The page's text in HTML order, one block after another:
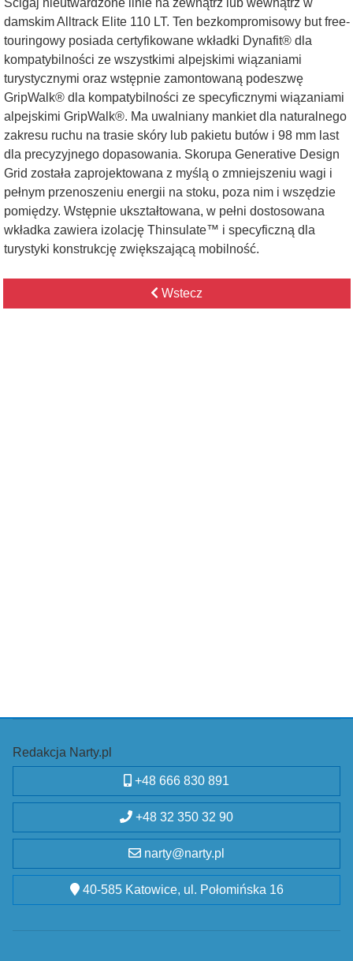
Ścigaj nieutwardzone linie na zewnątrz lub wewnątrz w
damskim Alltrack Elite 110 LT. Ten bezkompromisowy but free-
touringowy posiada certyfikowane wkładki Dynafit® dla
kompatybilności ze wszystkimi alpejskimi wiązaniami
turystycznymi oraz wstępnie zamontowaną podeszwę
GripWalk® dla kompatybilności ze specyficznymi wiązaniami
alpejskimi GripWalk®. Ma uwalniany mankiet dla naturalnego
zakresu ruchu na trasie skóry lub pakietu butów i 98 mm last
dla precyzyjnego dopasowania. Skorupa Generative Design
Grid została zaprojektowana z myślą o zmniejszeniu wagi i
pełnym przenoszeniu energii na stoku, poza nim i wszędzie
pomiędzy. Wstępnie ukształtowana, w pełni dostosowana
wkładka zawiera izolację Thinsulate™ i specyficzną dla
turystyki konstrukcję zwiększającą mobilność.
Wstecz
Redakcja Narty.pl
+48 666 830 891
+48 32 350 32 90
narty@narty.pl
40-585 Katowice, ul. Połomińska 16